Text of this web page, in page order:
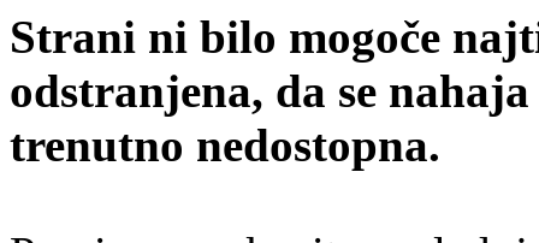
Strani ni bilo mogoče
odstranjena, da se
trenutno nedostopna.